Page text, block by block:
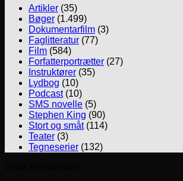
Artikler (35)
Bøger (1.499)
Dokumentarfilm (3)
Faglitteratur (77)
Film (584)
Forfatterportrætter (27)
Instruktører (35)
Lydbog (10)
Podcast(10)
SMS novelle (5)
Stephen King (90)
Stort og småt(114)
Teater (3)
Tegneserier (132)